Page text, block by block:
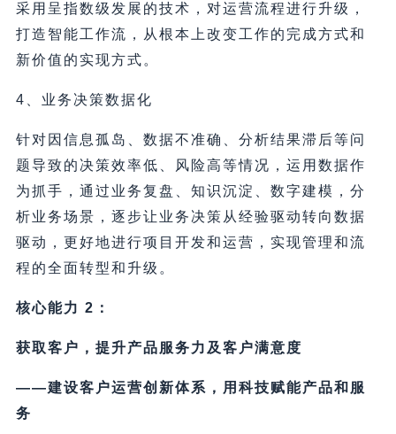
采用呈指数级发展的技术，对运营流程进行升级，
打造智能工作流，从根本上改变工作的完成方式和
新价值的实现方式。
4、业务决策数据化
针对因信息孤岛、数据不准确、分析结果滞后等问
题导致的决策效率低、风险高等情况，运用数据作
为抓手，通过业务复盘、知识沉淀、数字建模，分
析业务场景，逐步让业务决策从经验驱动转向数据
驱动，更好地进行项目开发和运营，实现管理和流
程的全面转型和升级。
核心能力 2：
获取客户，提升产品服务力及客户满意度
——建设客户运营创新体系，用科技赋能产品和服
务